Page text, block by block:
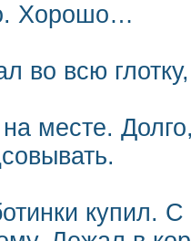
Хорошо…
во всю
месте.
купил.